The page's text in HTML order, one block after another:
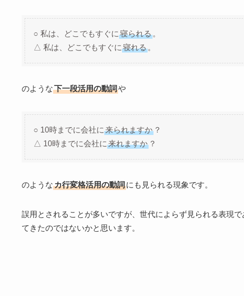
○ 私は、どこでもすぐに 寝られる 。
△ 私は、どこでもすぐに 寝れる 。
のような下一段活用の動詞や
○ 10時までに会社に 来られますか ？
△ 10時までに会社に 来れますか ？
のようなカ行変格活用の動詞にも見られる現象です。
誤用とされることが多いですが、世代によらず見られる表現
てきたのではないかと思います。